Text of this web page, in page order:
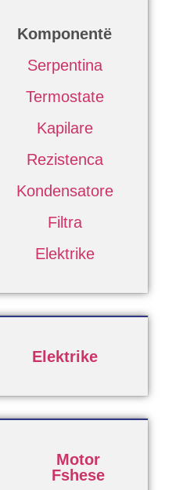
Komponentë
Serpentina
Termostate
Kapilare
Rezistenca
Kondensatore
Filtra
Elektrike
Elektrike
Motor
Fshese